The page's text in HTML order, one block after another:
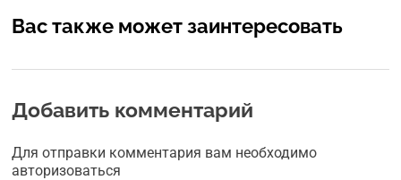
Вас также может заинтересовать
Добавить комментарий
Для отправки комментария вам необходимо
авторизоваться